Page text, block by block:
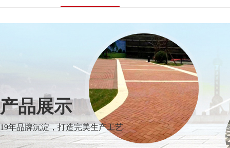
产品展示
19年品牌沉淀，打造完美生产工艺